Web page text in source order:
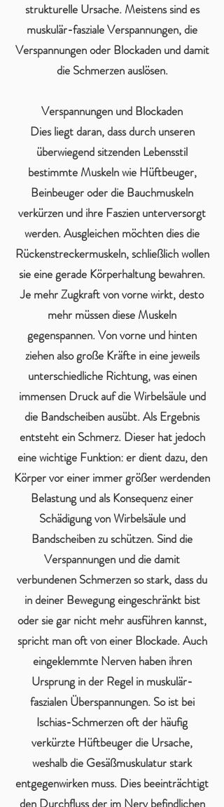
strukturelle Ursache. Meistens sind es
muskulär-fasziale Verspannungen, die
Verspannungen oder Blockaden und damit
die Schmerzen auslösen.
Verspannungen und Blockaden
Dies liegt daran, dass durch unseren
überwiegend sitzenden Lebensstil
bestimmte Muskeln wie Hüftbeuger,
Beinbeuger oder die Bauchmuskeln
verkürzen und ihre Faszien unterversorgt
werden. Ausgleichen möchten dies die
Rückenstreckermuskeln, schließlich wollen
sie eine gerade Körperhaltung bewahren.
Je mehr Zugkraft von vorne wirkt, desto
mehr müssen diese Muskeln
gegenspannen. Von vorne und hinten
ziehen also große Kräfte in eine jeweils
unterschiedliche Richtung, was einen
immensen Druck auf die Wirbelsäule und
die Bandscheiben ausübt. Als Ergebnis
entsteht ein Schmerz. Dieser hat jedoch
eine wichtige Funktion: er dient dazu, den
Körper vor einer immer größer werdenden
Belastung und als Konsequenz einer
Schädigung von Wirbelsäule und
Bandscheiben zu schützen. Sind die
Verspannungen und die damit
verbundenen Schmerzen so stark, dass du
in deiner Bewegung eingeschränkt bist
oder sie gar nicht mehr ausführen kannst,
spricht man oft von einer Blockade. Auch
eingeklemmte Nerven haben ihren
Ursprung in der Regel in muskulär-
faszialen Überspannungen. So ist bei
Ischias-Schmerzen oft der häufig
verkürzte Hüftbeuger die Ursache,
weshalb die Gesäßmuskulatur stark
entgegenwirken muss. Dies beeinträchtigt
den Durchfluss der im Nerv befindlichen